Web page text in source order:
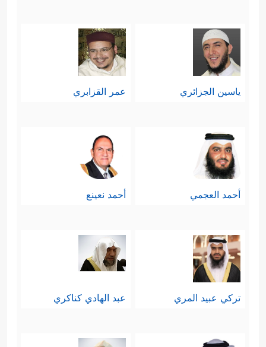
ياسين الجزائري عمر القزابري
أحمد العجمي أحمد نعينع
تركي عبيد المري عبد الهادي كناكري